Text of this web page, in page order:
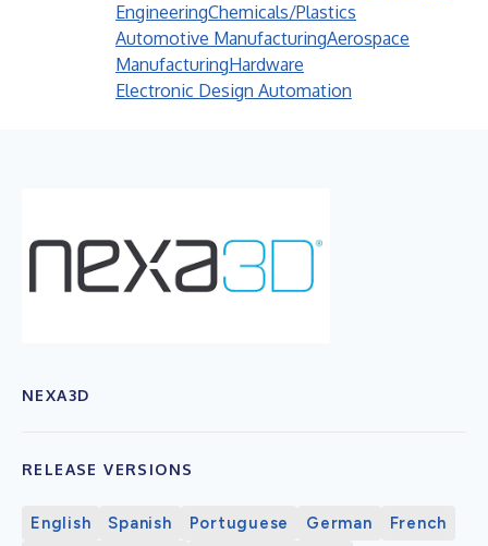
EngineeringChemicals/Plastics
Automotive ManufacturingAerospace
ManufacturingHardware
Electronic Design Automation
NEXA3D
RELEASE VERSIONS
English Spanish Portuguese German
French